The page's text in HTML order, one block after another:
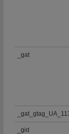
_gat
_gid